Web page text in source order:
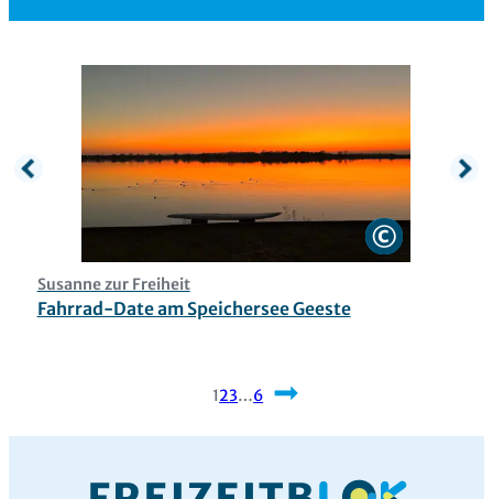
Susanne zur Freiheit
Fahrrad-Date am Speichersee Geeste
123…6Nächste